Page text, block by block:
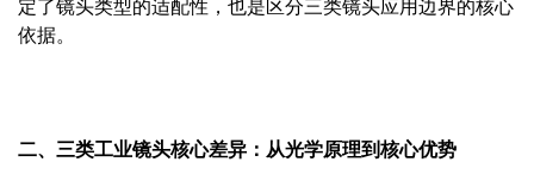
定了镜头类型的适配性，也是区分三类镜头应用边界的核心
依据。
二、三类工业镜头核心差异：从光学原理到核心优势